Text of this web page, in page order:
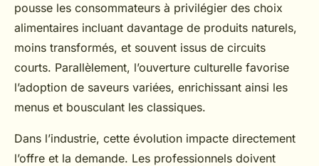
pousse les consommateurs à privilégier des choix
alimentaires incluant davantage de produits naturels,
moins transformés, et souvent issus de circuits
courts. Parallèlement, l’ouverture culturelle favorise
l’adoption de saveurs variées, enrichissant ainsi les
menus et bousculant les classiques.
Dans l’industrie, cette évolution impacte directement
l’offre et la demande. Les professionnels doivent